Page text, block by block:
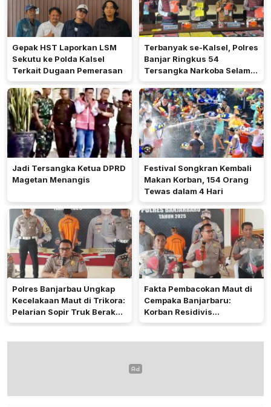
Gepak HST Laporkan LSM
Sekutu ke Polda Kalsel
Terkait Dugaan Pemerasan
Terbanyak se-Kalsel, Polres
Banjar Ringkus 54
Tersangka Narkoba Selama
Operasi Antik 2026
Jadi Tersangka Ketua DPRD
Magetan Menangis
Festival Songkran Kembali
Makan Korban, 154 Orang
Tewas dalam 4 Hari
Polres Banjarbau Ungkap
Kecelakaan Maut di Trikora:
Pelarian Sopir Truk Berakhir
di Kalteng
Fakta Pembacokan Maut di
Cempaka Banjarbaru:
Korban Residivis
Pembunuhan